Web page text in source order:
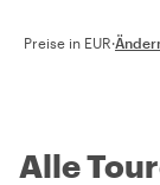
Preise in EUR·
Alle